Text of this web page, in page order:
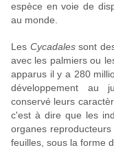
espèce en voie de
au monde.
Les Cycadalessont
avec les palmiers ou
apparus il y a 280
développement au
conservé leurs
c'est à dire que les
organes
feuilles, sous la forme